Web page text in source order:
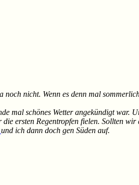
nicht. Wenn es denn mal
mal schönes Wetter angekündigt
ersten Regentropfen fielen. Sollten
und ich dann doch gen Süden auf.